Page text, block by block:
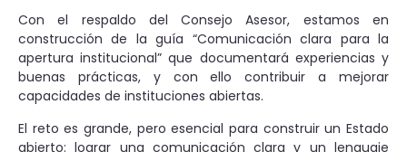
Con el respaldo del Consejo Asesor, estamos en
construcción de la guía “Comunicación clara para la
apertura institucional” que documentará experiencias y
buenas prácticas, y con ello contribuir a mejorar
capacidades de instituciones abiertas.
El reto es grande, pero esencial para construir un Estado
abierto: lograr una comunicación clara y un lenguaje